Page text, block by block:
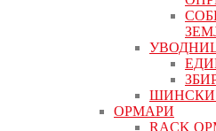
ШИНСКИ
ОРМАРИ
RACK